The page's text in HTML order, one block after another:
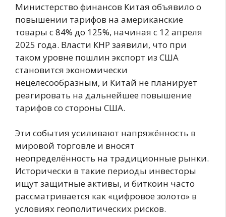
Министерство финансов Китая объявило о
повышении тарифов на американские
товары с 84% до 125%, начиная с 12 апреля
2025 года. Власти КНР заявили, что при
таком уровне пошлин экспорт из США
становится экономически
нецелесообразным, и Китай не планирует
реагировать на дальнейшее повышение
тарифов со стороны США.
Эти события усиливают напряжённость в
мировой торговле и вносят
неопределённость на традиционные рынки.
Исторически в такие периоды инвесторы
ищут защитные активы, и биткоин часто
рассматривается как «цифровое золото» в
условиях геополитических рисков.